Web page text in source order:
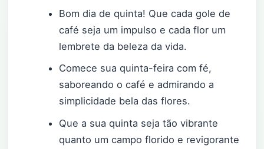
Bom dia de quinta! Que cada gole de
café seja um impulso e cada flor um
lembrete da beleza da vida.
Comece sua quinta-feira com fé,
saboreando o café e admirando a
simplicidade bela das flores.
Que a sua quinta seja tão vibrante
quanto um campo florido e revigorante